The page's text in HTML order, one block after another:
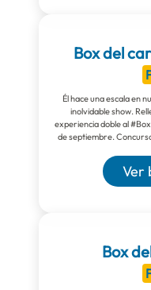
Box del
Él hace una escala en
inolvidable show.
experiencia doble al
de septiembre.
Ver
Box